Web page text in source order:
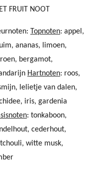
FRUIT NOOT
Topnoten: appel,
ananas, limoen,
bergamot,
Hartnoten: roos,
lelietje van dalen,
iris, gardenia
: tonkaboon,
cederhout,
witte musk,